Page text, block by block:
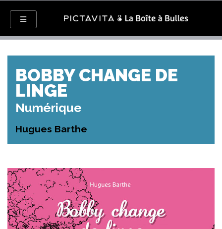
BOBBY CHANGE DE
LINGE
Numérique
Hugues Barthe